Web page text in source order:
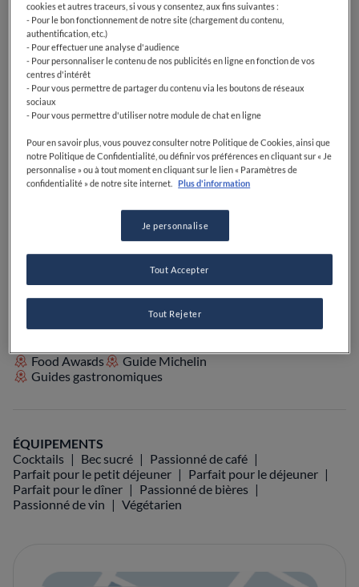
0 0 0 0 0
1 Rue Rousseau Deslandes21200BeauneFrance
CLOSED OpensJeudi, 12:00-14:00, 19:00-21:00
VOIR HORAIRES D'OUVERTURE
PRIX
VOIR SUR LA CARTE +33 3 80 24 15 32
VISIT WEBSITE
Food Awards
Guide Michelin
Guides gastronomiques
ÉQUIPEMENTS
Cocktails
Bec sucré
Passionné de café
Parfait pour le petit déjeuner
Parfait pour le déjeuner
Parfait pour le dîner
Passionné de bières
Passionné de vin
Végétarien
cookies et autres traceurs, si vous y consentez, aux fins suivantes :
- Pour le bon fonctionnement de notre site (chargement du contenu,
authentification, etc.)
- Pour effectuer une analyse d'audience
- Pour personnaliser le contenu de nos publicités en ligne en fonction de vos
centres d'intérêt
- Pour vous permettre de partager du contenu via les boutons de réseaux
sociaux
- Pour vous permettre d'utiliser notre module de chat en ligne
Pour en savoir plus, vous pouvez consulter notre Politique de Cookies, ainsi que
notre Politique de Confidentialité, ou définir vos préférences en cliquant sur « Je
personnalise » ou à tout moment en cliquant sur le lien « Paramètres de
confidentialité » de notre site internet.
Plus d'information
Je personnalise
Tout Rejeter
Tout Accepter